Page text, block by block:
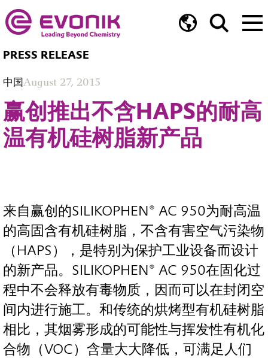
PRESS RELEASE
中国August 27, 2015
赢创推出不含HAPS的耐高
温有机硅树脂新产品
来自赢创的SILIKOPHEN® AC 950为耐高温
的高固含有机硅树脂，不含有害空气污染物
（HAPS），是特别为保护工业设备而设计
的新产品。SILIKOPHEN® AC 950在固化过
程中不会释放有毒物质，因而可以在封闭空
间内进行施工。和传统的烘烤型有机硅树脂
相比，其烟雾形成的可能性与挥发性有机化
合物（VOC）含量大大降低，可满足人们